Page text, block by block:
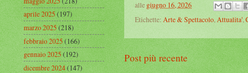
alle giugno 16, 2026
Etichette: Arte & Spettacolo,Attualita',
Post più recente
aprile 2025(197)
marzo 2025(218)
febbraio 2025(166)
gennaio 2025(192)
dicembre 2024(147)